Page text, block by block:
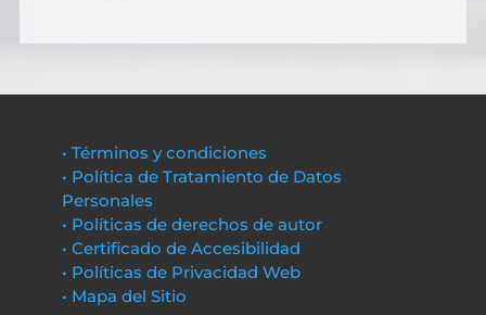
• Términos y condiciones
• Política de Tratamiento de Datos
Personales
• Políticas de derechos de autor
• Certificado de Accesibilidad
• Políticas de Privacidad Web
• Mapa del Sitio